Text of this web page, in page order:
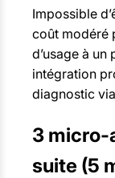
Impossible
coût modéré
d’usage à
intégration
diagnostic via
3 micro-
suite (5